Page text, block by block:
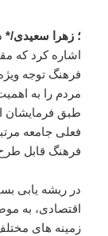
؛ زهرا سعیدی/*
اشاره کرد که
فرهنگ توجه
مردم را به
طبق فرمایشان
فعلى جامعه
فرهنگ قابل
در ریشه یابى
اقتصادى، به
زمینه هاى